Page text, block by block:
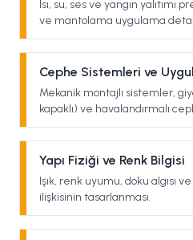
Isı, su, ses ve yangın
ve mantolama uygulama
Cephe Sistemleri ve
Mekanik montajlı sistemler,
kapaklı) ve havalandırmalı
Yapı Fiziği ve Renk Bilgisi
Işık, renk uyumu, doku algısı
ilişkisinin tasarlanması.